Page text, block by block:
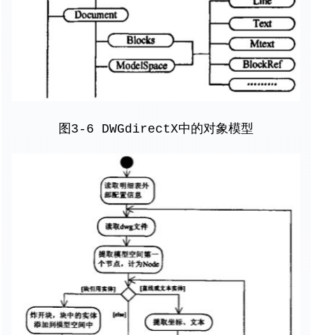
图3-6 DWGdirectX中的对象模型